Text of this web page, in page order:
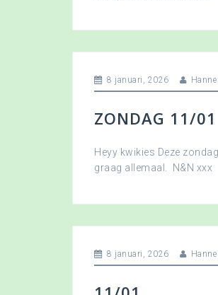
8 januari, 2026
ZONDAG 11/01
Heyy kwikies Deze
graag allemaal. N&N xxx
8 januari, 2026